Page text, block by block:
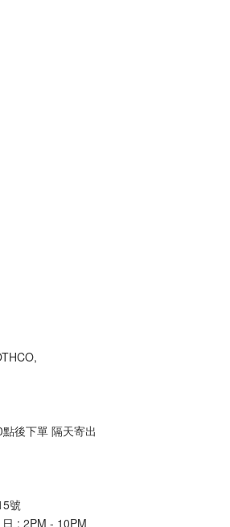
後下單 隔天寄出
號
: 2PM - 10PM